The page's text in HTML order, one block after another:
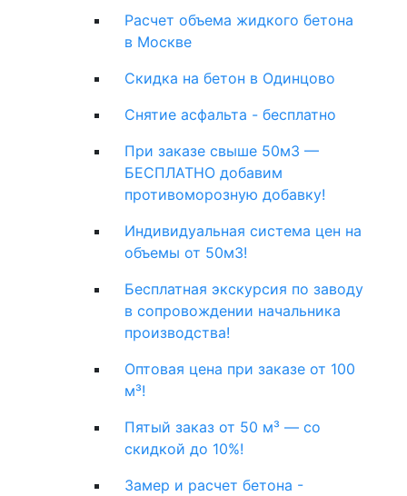
Расчет объема жидкого бетона
в Москве
Скидка на бетон в Одинцово
Снятие асфальта - бесплатно
При заказе свыше 50м3 —
БЕСПЛАТНО добавим
противоморозную добавку!
Индивидуальная система цен на
объемы от 50м3!
Бесплатная экскурсия по заводу
в сопровождении начальника
производства!
Оптовая цена при заказе от 100
м³!
Пятый заказ от 50 м³ — со
скидкой до 10%!
Замер и расчет бетона -